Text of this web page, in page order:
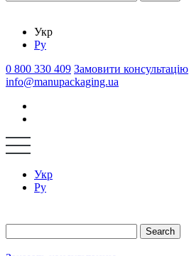
Укр
Ру
0 800 330 409 Замовити консультацію
info@manupackaging.ua
Укр
Ру
Search